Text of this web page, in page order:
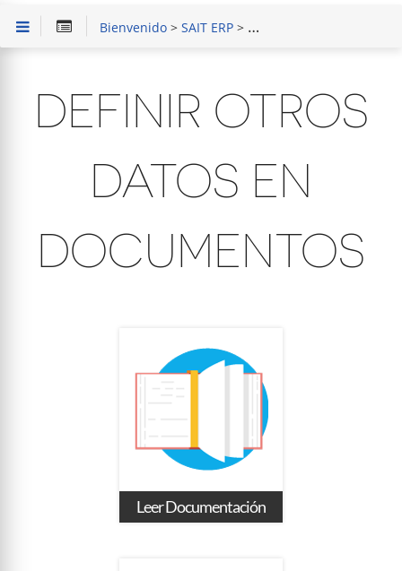
Bienvenido> SAIT ERP> Configuración de
DEFINIR OTROS
DATOS EN
DOCUMENTOS
Leer Documentación